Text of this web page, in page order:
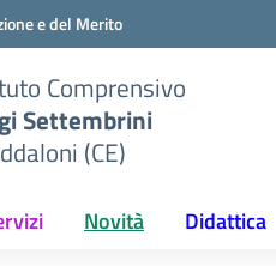
e del Merito
Comprensivo
Settembrini
(CE)
Novità Didattica